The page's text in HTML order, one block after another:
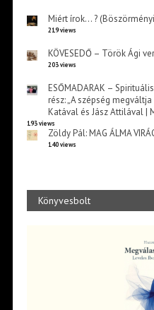
Miért írok… ?
219 views
KÖVESEDŐ – Török Ági
203 views
ESŐMADARAK –
rész: „A szépség
Katával és Jász Attilával |
193 views
Zöldy Pál: MAG ÁLMA
140 views
Könyvesbolt